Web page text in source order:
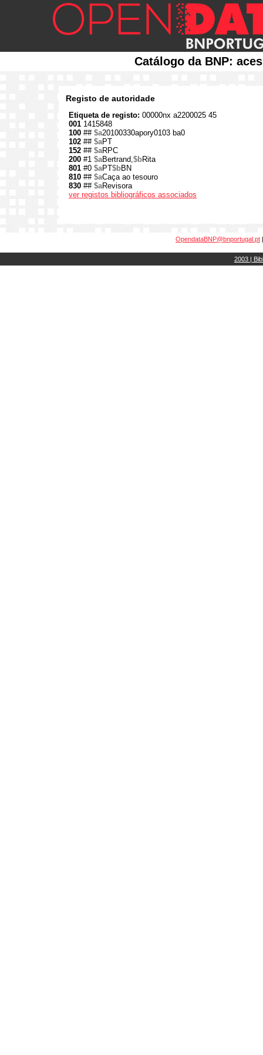
Catálogo da BNP:
Registo de autoridade
Etiqueta de registo: 00000nx a2200025 45
001 1415848
100 ## $a20100330apory0103 ba0
102 ## $aPT
152 ## $aRPC
200 #1 $aBertrand,$bRita
801 #0 $aPT$bBN
810 ## $aCaça ao tesouro
830 ## $aRevisora
ver registos bibliográficos associados
OpendataBNP@bnportugal.pt
2003 |